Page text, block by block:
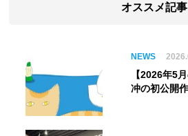
オススメ記事
NEWS
【2026年5
冲の初公開